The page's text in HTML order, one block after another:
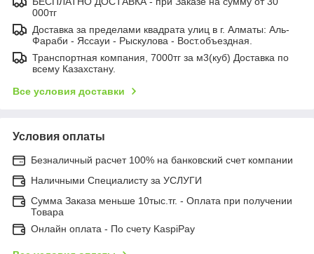
000тг
Доставка за пределами квадрата улиц в г. Алматы: Аль-
Фараби - Яссауи - Рыскулова - Вост.объездная.
Транспортная компания, 7000тг за м3(куб) Доставка по
всему Казахстану.
Все условия доставки
Условия оплаты
Безналичный расчет 100% на банковский счет компании
Наличными Специалисту за УСЛУГИ
Сумма Заказа меньше 10тыс.тг. - Оплата при получении
Товара
Онлайн оплата - По счету KaspiPay